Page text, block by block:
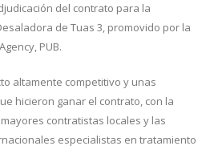
del contrato para la
de Tuas 3, promovido por la
PUB.
altamente competitivo y unas
hicieron ganar el contrato, con la
contratistas locales y las
especialistas en tratamiento